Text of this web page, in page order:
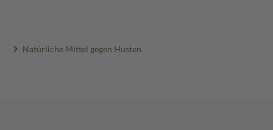
Natürliche Mittel gegen Husten